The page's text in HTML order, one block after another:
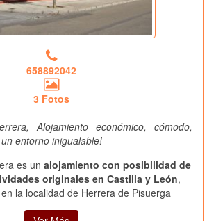
658892042
3 Fotos
Alojamiento económico, cómodo,
entorno inigualable!
es un alojamiento con posibilidad de
originales en Castilla y León,
la localidad de Herrera de Pisuerga